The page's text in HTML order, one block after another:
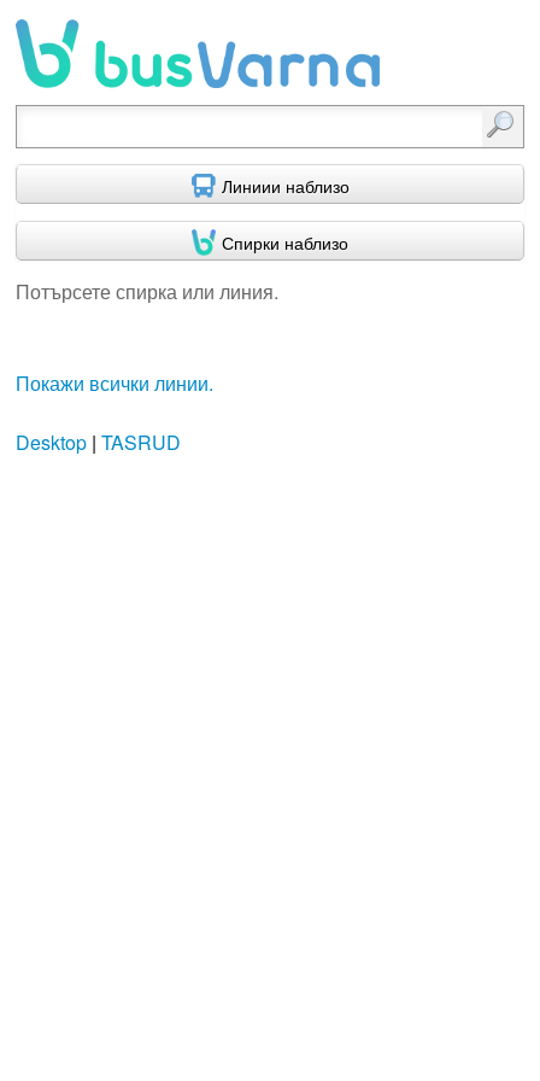
Линиии наблизо
Спирки наблизо
Потърсете спирка или линия.
Покажи всички линии.
Desktop| TASRUD